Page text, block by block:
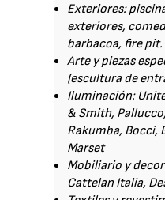
Exteriores:
exteriores,
barbacoa, fire pit.
Arte y piezas
(escultura de
Iluminación:
& Smith,
Rakumba, Bocci,
Marset
Mobiliario y
Cattelan Italia,